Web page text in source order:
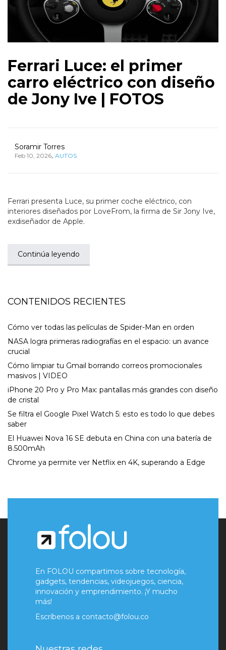
Ferrari Luce: el primer
carro eléctrico con diseño
de Jony Ive | FOTOS
Soramir Torres
Feb 10, 2026, AUTOS
Ferrari presenta Luce, su primer coche eléctrico, con
interiores diseñados por LoveFrom, la firma de Sir Jony Ive,
exdiseñador de Apple.
Continúa leyendo
CONTENIDOS RECIENTES
Cómo ver todas las películas de Spider-Man en orden
NASA logra primeras radiografías en el espacio: un avance
crucial
Cómo limpiar tu Gmail borrando correos promocionales
masivos | VIDEO
iPhone 20 Pro y Pro Max: pantallas más grandes con diseño
de cristal
Se filtra el Google Pixel Watch 5: esto es todo lo que debes
saber
El Huawei Nova 16 SE debuta en China con una batería de
8.500mAh
Chrome ya permite ver Netflix en 4K, superando a Edge
En FOLOU compartimos sobre tecnología,
gadgets, tendencias, videojuegos, ciencia,
innovación y emprendimiento. ¡Y mucho
más!
Escríbenos a contacto@folou.co